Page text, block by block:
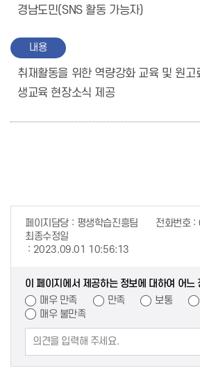
경남도민(SNS 활동 가능자)
내용
취재활동을 위한 역량강화 교육 및 원고
생교육 현장소식 제공
페이지담당 평생학습진흥팀 전화번호
최종수정일
2023.09.01 10:56:13
이 페이지에서 제공하는 정보에 대하여 어느
매우 만족
만족 보통
매우 불만족